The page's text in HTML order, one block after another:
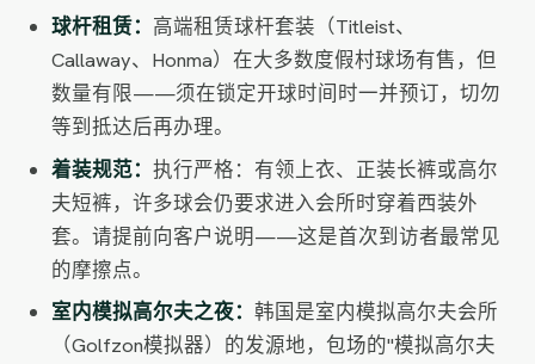
球杆租赁： 高端租赁球杆套装（Titleist、
Callaway、Honma）在大多数度假村球场有售，但
数量有限——须在锁定开球时间时一并预订，切勿
等到抵达后再办理。
着装规范： 执行严格：有领上衣、正装长裤或高尔
夫短裤，许多球会仍要求进入会所时穿着西装外
套。请提前向客户说明——这是首次到访者最常见
的摩擦点。
室内模拟高尔夫之夜： 韩国是室内模拟高尔夫会所
（Golfzon模拟器）的发源地，包场的"模拟高尔夫